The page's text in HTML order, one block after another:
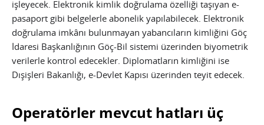
işleyecek. Elektronik kimlik doğrulama özelliği taşıyan e-
pasaport gibi belgelerle abonelik yapılabilecek. Elektronik
doğrulama imkânı bulunmayan yabancıların kimliğini Göç
İdaresi Başkanlığının Göç-Bil sistemi üzerinden biyometrik
verilerle kontrol edecekler. Diplomatların kimliğini ise
Dışişleri Bakanlığı, e-Devlet Kapısı üzerinden teyit edecek.
Operatörler mevcut hatları üç